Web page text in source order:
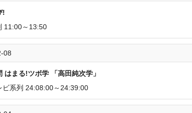
!
11:00～13:50
08
はまる!ツボ学 「高田純次学」
ビ系列 24:08:00～24:39:00